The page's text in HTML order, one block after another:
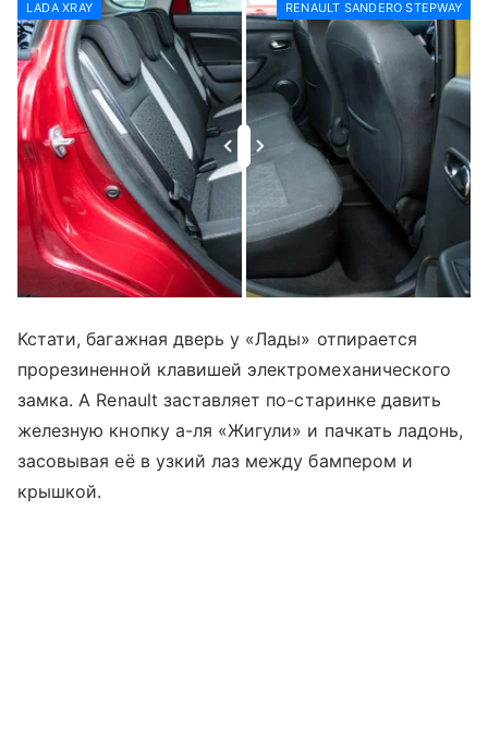
LADA XRAY RENAULT SANDERO STEPWAY
Кстати, багажная дверь у «Лады» отпирается
прорезиненной клавишей электромеханического
замка. А Renault заставляет по-старинке давить
железную кнопку а-ля «Жигули» и пачкать ладонь,
засовывая её в узкий лаз между бампером и
крышкой.